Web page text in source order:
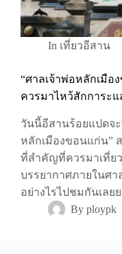
In เที่ยวอีสาน
“ศาลเจ้าพ่อหลักเมื
ควรมาไหว้สักการะแ
วันนี้อีสานร้อยแปดจะ
หลักเมืองขอนแก่น”
ที่สำคัญที่ควรมาเที่ย
บรรยากาศภายในศ
อย่างไรไปชมกันเลย
By ploypk